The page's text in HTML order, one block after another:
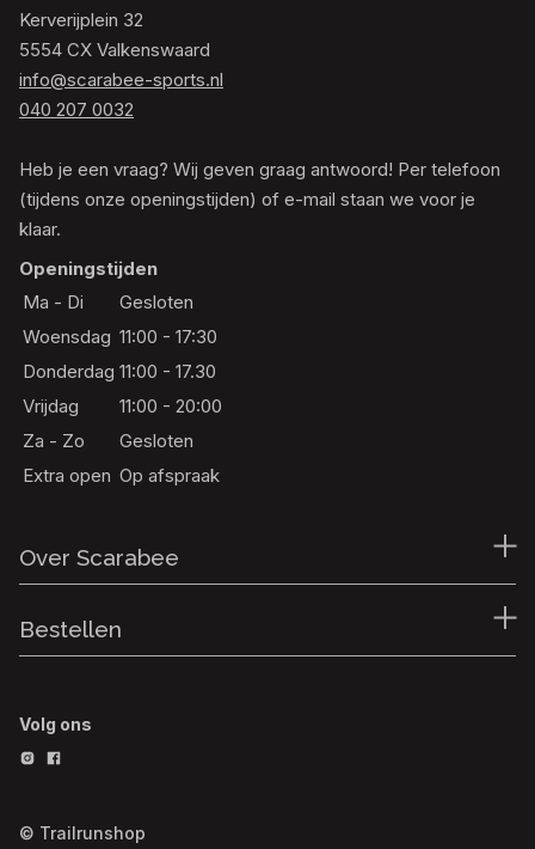
Kerverijplein 32
5554 CX Valkenswaard
info@scarabee-sports.nl
040 207 0032
Heb je een vraag? Wij geven graag antwoord! Per telefoon
(tijdens onze openingstijden) of e-mail staan we voor je
klaar.
Openingstijden
Ma - Di
Gesloten
Woensdag 11:00 - 17:30
Donderdag 11:00 - 17.30
Vrijdag
11:00 - 20:00
Za - Zo
Gesloten
Extra open Op afspraak
Over Scarabee
Bestellen
Volg ons
© Trailrunshop